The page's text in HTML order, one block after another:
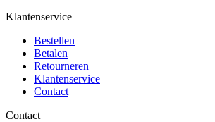
Klantenservice
Bestellen
Betalen
Retourneren
Klantenservice
Contact
Contact